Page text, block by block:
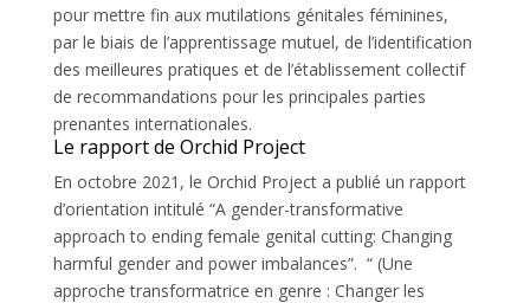
pour mettre fin aux mutilations génitales féminines,
par le biais de l’apprentissage mutuel, de l’identification
des meilleures pratiques et de l’établissement collectif
de recommandations pour les principales parties
prenantes internationales.
Le rapport de Orchid Project
En octobre 2021, le Orchid Project a publié un rapport
d’orientation intitulé “A gender-transformative
approach to ending female genital cutting: Changing
harmful gender and power imbalances”. “ (Une
approche transformatrice en genre : Changer les